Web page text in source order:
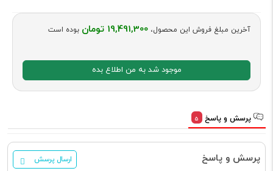
آخرین مبلغ فروش این محصول، 19,491,300 تومان بوده است
موجود شد به من اطلاع بده
پرسش و پاسخ 5
پرسش و پاسخ ارسال پرسش